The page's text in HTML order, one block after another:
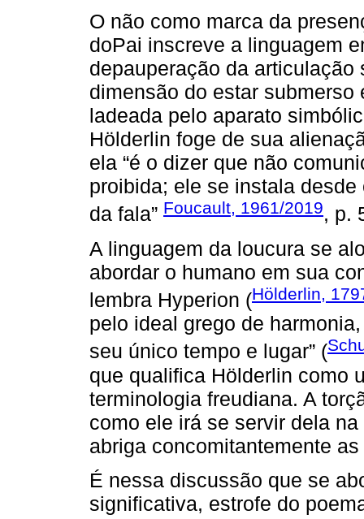
O não como marca da
doPai inscreve a linguagem
depauperação da
dimensão do estar
ladeada pelo aparato
Hölderlin foge de sua
ela “é o dizer que não
proibida; ele se instala
da fala” Foucault, 1961/2019, p.
A linguagem da loucura se
abordar o humano em sua
lembra Hyperion (Hölderlin,
pelo ideal grego de
seu único tempo e lugar” (
que qualifica Hölderlin como
terminologia freudiana. A
como ele irá se servir dela
abriga concomitantemente
É nessa discussão que se
significativa, estrofe do